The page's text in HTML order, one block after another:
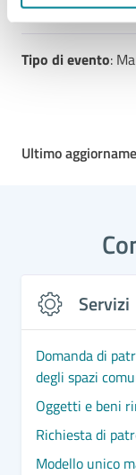
Tipo di evento:
Ultimo
Servizi
Domanda di
degli spazi
Oggetti e beni
Richiesta di
Modello unico